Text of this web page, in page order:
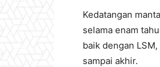
Kedatangan
selama enam
baik dengan
sampai akhir.